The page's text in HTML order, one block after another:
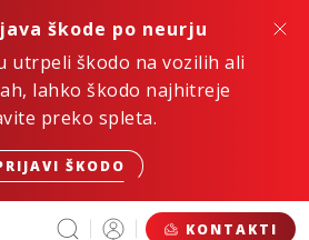
škode po neurju
utrpeli škodo na vozilih ali
lahko škodo najhitreje
preko spleta.
ŠKODO
KONTAKTI